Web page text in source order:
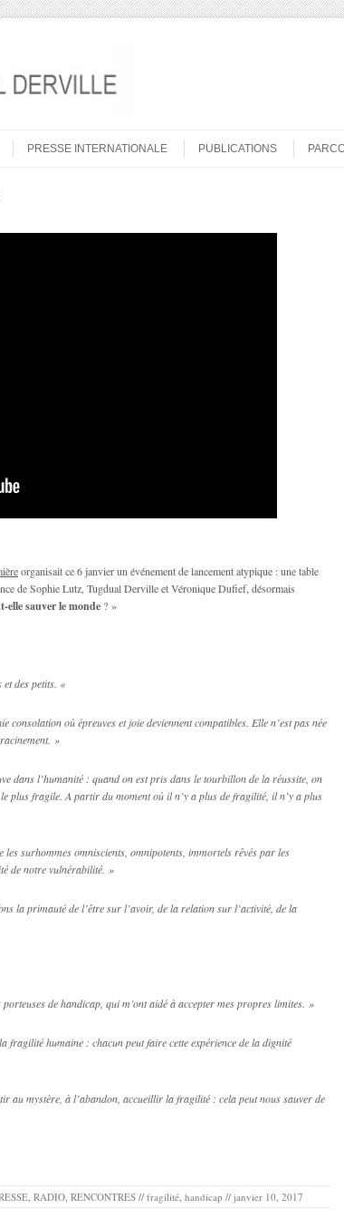
PRESSE INTERNATIONALE PUBLICATIONS
organisait ce 6 janvier un événement de lancement atypique : une table
de Sophie Lutz, Tugdual Derville et Véronique Dufief, désormais
elle sauver le monde ? »
des petits. «
consolation où épreuves et joie deviennent compatibles. Elle n’est pas née
»
dans l’humanité : quand on est pris dans le tourbillon de la réussite, on
plus fragile. A partir du moment où il n’y a plus de fragilité, il n’y a plus
surhommes omniscients, omnipotents, immortels rêvés par les
de notre vulnérabilité. »
la primauté de l’être sur l’avoir, de la relation sur l’activité, de la
de handicap, qui m’ont aidé à accepter mes propres limites. »
fragilité humaine : chacun peut faire cette expérience de la dignité
au mystère, à l’abandon, accueillir la fragilité : cela peut nous sauver de
RADIO RENCONTRES // fragilité handicap // janvier 10, 2017